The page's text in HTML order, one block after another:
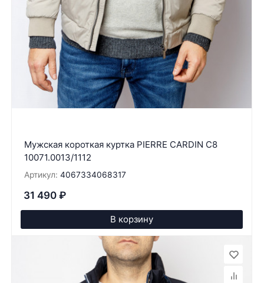
Мужская короткая куртка PIERRE CARDIN C8
10071.0013/1112
Артикул: 4067334068317
31 490 ₽
В корзину